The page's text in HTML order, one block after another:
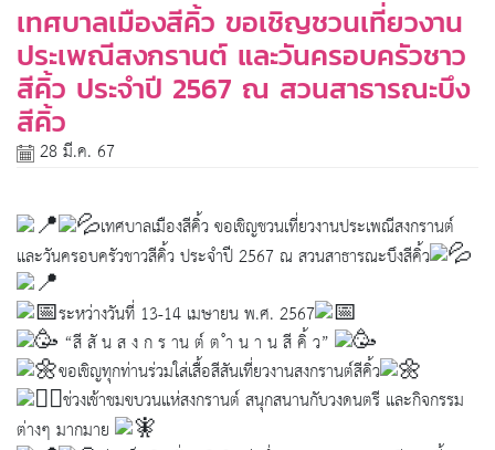
เทศบาลเมืองสีคิ้ว ขอเชิญชวนเที่ยวงาน
ประเพณีสงกรานต์ และวันครอบครัวชาว
สีคิ้ว ประจำปี 2567 ณ สวนสาธารณะบึง
สีคิ้ว
28 มี.ค. 67
เทศบาลเมืองสีคิ้ว ขอเชิญชวนเที่ยวงานประเพณีสงกรานต์
และวันครอบครัวชาวสีคิ้ว ประจำปี 2567 ณ สวนสาธารณะบึงสีคิ้ว
ระหว่างวันที่ 13-14 เมษายน พ.ศ. 2567
“สี สั น ส ง ก ร าน ต์ ต ำ น า น สี คิ้ ว”
ขอเชิญทุกท่านร่วมใส่เสื้อสีสันเที่ยวงานสงกรานต์สีคิ้ว
ช่วงเช้าชมขบวนแห่สงกรานต์ สนุกสนานกับวงดนตรี และกิจกรรม
ต่างๆ มากมาย